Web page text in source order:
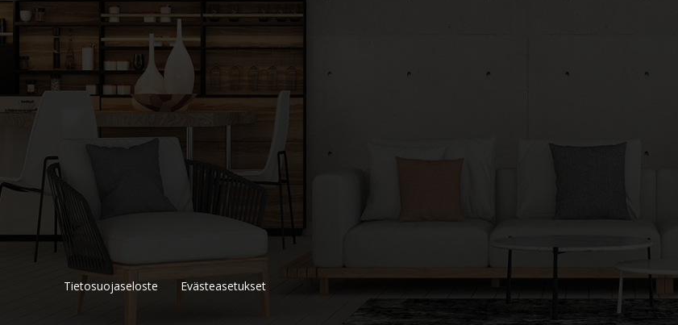
Tietosuojaseloste Evästeasetukset